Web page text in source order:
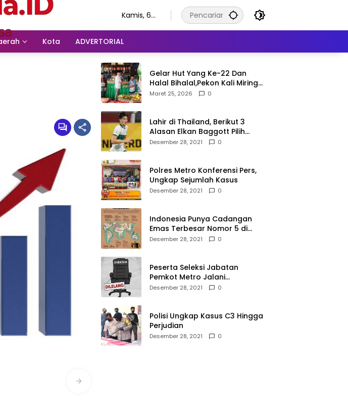
Kamis, 6
Kota ADVERTORIAL
Gelar Hut Yang Ke-22 Dan
Halal Bihalal,Pekon Kali Miring
Semangat Gotong Royong
Maret 25, 2026 0
Lahir di Thailand, Berikut 3
Alasan Elkan Baggott Pilih
Timnas Indonesia
Desember 28, 2021 0
Polres Metro Konferensi Pers,
Ungkap Sejumlah Kasus
Desember 28, 2021 0
Indonesia Punya Cadangan
Emas Terbesar Nomor 5 di
Dunia, Ini Lokasinya dari
Desember 28, 2021 0
Peserta Seleksi Jabatan
Pemkot Metro Jalani
Assesment di Mabes Polri
Desember 28, 2021 0
Polisi Ungkap Kasus C3 Hingga
Perjudian
Desember 28, 2021 0